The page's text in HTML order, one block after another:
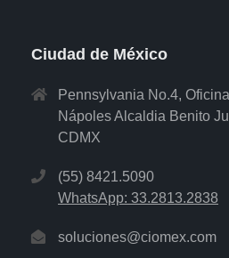
Ciudad de México
Pennsylvania No.4,
Nápoles Alcaldia Benito
CDMX
(55) 8421.5090
WhatsApp: 33.2813.2838
soluciones@ciomex.com